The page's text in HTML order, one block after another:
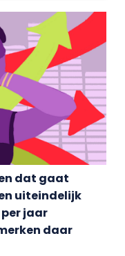
dat gaat
uiteindelijk
jaar
daar